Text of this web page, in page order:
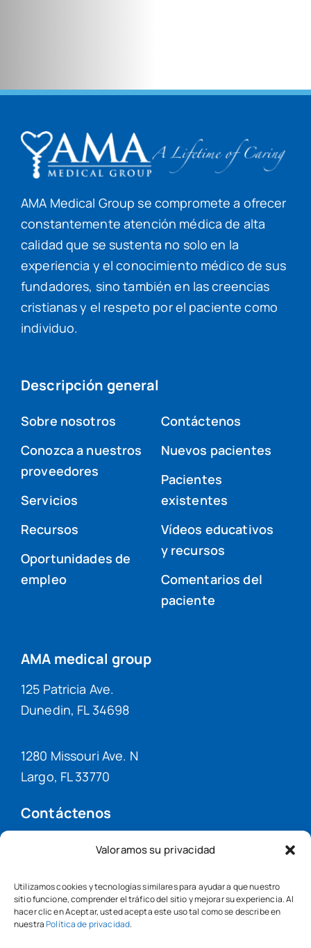
Valoramos su privacidad
Utilizamos cookies y tecnologías similares para ayudar a que nuestro
sitio funcione, comprender el tráfico del sitio y mejorar su experiencia. Al
hacer clic en Aceptar, usted acepta este uso tal como se describe en
nuestraPolítica de privacidad.
AMA Medical Group se compromete a ofrecer
constantemente atención médica de alta
calidad que se sustenta no solo en la
experiencia y el conocimiento médico de sus
fundadores, sino también en las creencias
cristianas y el respeto por el paciente como
individuo.
Descripción general
Sobre nosotros
Conozca a nuestros
proveedores
Servicios
Recursos
Oportunidades de
empleo
Contáctenos
Nuevos pacientes
Pacientes
existentes
Vídeos educativos
y recursos
Comentarios del
paciente
AMA medical group
125 Patricia Ave.
Dunedin, FL 34698
1280 Missouri Ave. N
Largo, FL 33770
Contáctenos
(727) 331-8740